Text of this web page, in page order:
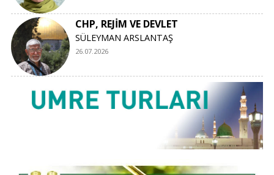
CHP, REJİM VE DEVLET
SÜLEYMAN ARSLANTAŞ
26.07.2026